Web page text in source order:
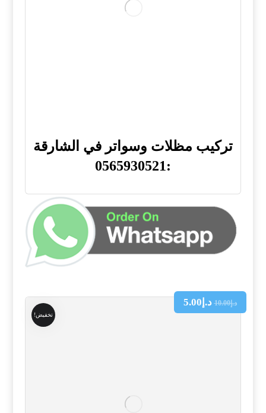
تركيب مظلات وسواتر في الشارقة
:0565930521
تخفيض!
د.إ10.00 د.إ 5.00